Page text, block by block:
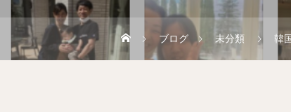
ブログ 未分類 韓